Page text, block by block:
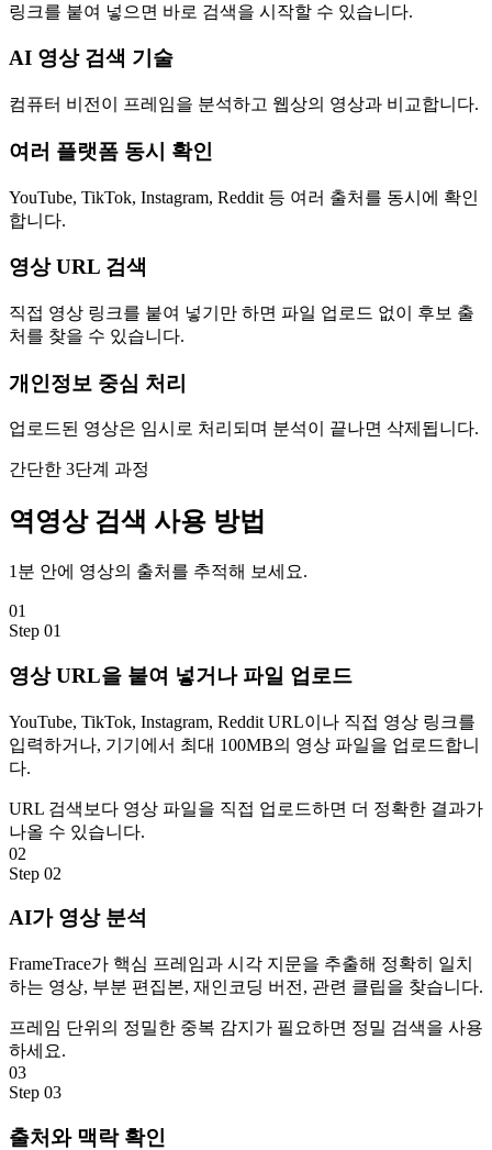
링크를 붙여 넣으면 바로 검색을 시작할 수 있습니다.
AI 영상 검색 기술
컴퓨터 비전이 프레임을 분석하고 웹상의 영상과 비교합니다.
여러 플랫폼 동시 확인
YouTube, TikTok, Instagram, Reddit 등 여러 출처를 동시에 확인
합니다.
영상 URL 검색
직접 영상 링크를 붙여 넣기만 하면 파일 업로드 없이 후보 출
처를 찾을 수 있습니다.
개인정보 중심 처리
업로드된 영상은 임시로 처리되며 분석이 끝나면 삭제됩니다.
간단한 3단계 과정
역영상 검색 사용 방법
1분 안에 영상의 출처를 추적해 보세요.
01
Step 01
영상 URL을 붙여 넣거나 파일 업로드
YouTube, TikTok, Instagram, Reddit URL이나 직접 영상 링크를
입력하거나, 기기에서 최대 100MB의 영상 파일을 업로드합니
다.
URL 검색보다 영상 파일을 직접 업로드하면 더 정확한 결과가
나올 수 있습니다.
02
Step 02
AI가 영상 분석
FrameTrace가 핵심 프레임과 시각 지문을 추출해 정확히 일치
하는 영상, 부분 편집본, 재인코딩 버전, 관련 클립을 찾습니다.
프레임 단위의 정밀한 중복 감지가 필요하면 정밀 검색을 사용
하세요.
03
Step 03
출처와 맥락 확인